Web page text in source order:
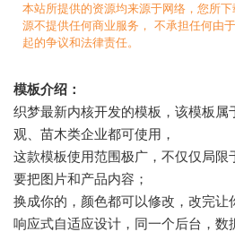
本站所提供的资源均来源于网络，您所
源不提供任何商业服务， 不承担任何由
起的争议和法律责任。
模板介绍：
织梦最新内核开发的模板，该模板属
观、苗木类企业都可使用，
这款模板使用范围极广，不仅仅局限
要把图片和产品内容；
换成你的，颜色都可以修改，改完让
响应式自适应设计，同一个后台，数